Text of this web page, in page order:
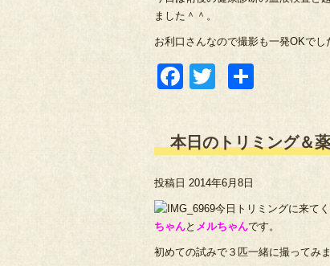
ました＾＾。
お利口さんなので撮影も一発OKでし
Facebook
Twitter
本日のトリミング＆
投稿日 2014年6月8日
今日トリミングに来て
ちゃんと メルちゃんです。
初めての試みで３匹一緒に撮ってみ